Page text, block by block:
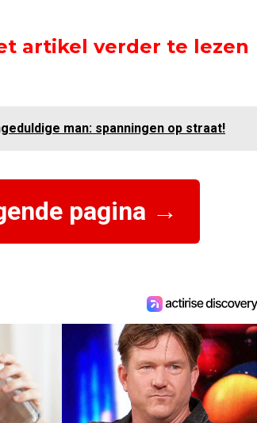
artikel verder te lezen
man: spanningen op straat!
pagina →